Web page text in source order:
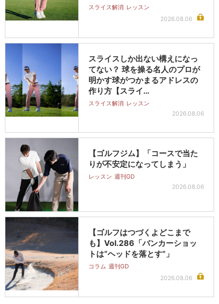
スライス解消 レッスン
2026.08.06
スライスしか出ない構えになっ
てない？ 球を操る名人のプロが
明かす球がつかまるアドレスの
作り方【スライ…
スライス解消 レッスン
2026.08.06
【ゴルフジム】「コースで当た
りが不安定になってしまう」
レッスン 週刊GD
2026.08.06
【ゴルフはつづくよどこまで
も】Vol.286「バンカーショッ
トは“ヘッドを落とす”」
コラム 週刊GD
2026.08.06